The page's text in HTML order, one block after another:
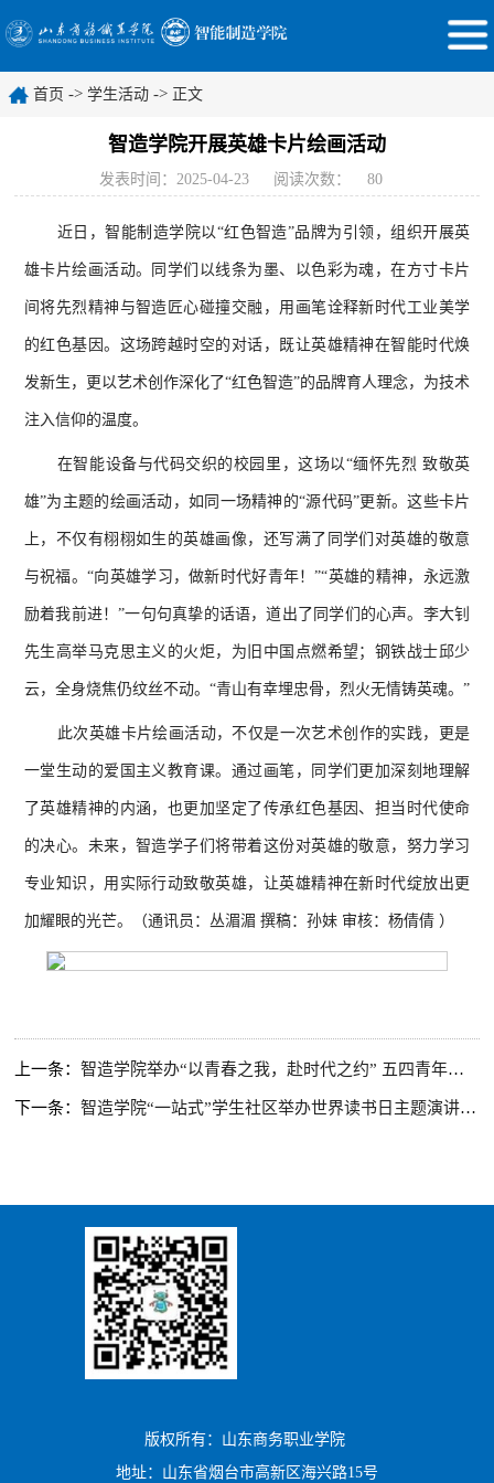
首页 -> 学生活动 -> 正文
智造学院开展英雄卡片绘画活动
发表时间：2025-04-23 阅读次数： 80
近日，智能制造学院以“红色智造”品牌为引领，组织开展英
雄卡片绘画活动。同学们以线条为墨、以色彩为魂，在方寸卡片
间将先烈精神与智造匠心碰撞交融，用画笔诠释新时代工业美学
的红色基因。这场跨越时空的对话，既让英雄精神在智能时代焕
发新生，更以艺术创作深化了“红色智造”的品牌育人理念，为技术
注入信仰的温度。
在智能设备与代码交织的校园里，这场以“缅怀先烈 致敬英
雄”为主题的绘画活动，如同一场精神的“源代码”更新。这些卡片
上，不仅有栩栩如生的英雄画像，还写满了同学们对英雄的敬意
与祝福。“向英雄学习，做新时代好青年！”“英雄的精神，永远激
励着我前进！”一句句真挚的话语，道出了同学们的心声。李大钊
先生高举马克思主义的火炬，为旧中国点燃希望；钢铁战士邱少
云，全身烧焦仍纹丝不动。“青山有幸埋忠骨，烈火无情铸英魂。”
此次英雄卡片绘画活动，不仅是一次艺术创作的实践，更是
一堂生动的爱国主义教育课。通过画笔，同学们更加深刻地理解
了英雄精神的内涵，也更加坚定了传承红色基因、担当时代使命
的决心。未来，智造学子们将带着这份对英雄的敬意，努力学习
专业知识，用实际行动致敬英雄，让英雄精神在新时代绽放出更
加耀眼的光芒。（通讯员：丛湄湄 撰稿：孙妹 审核：杨倩倩 ）
上一条：智造学院举办“以青春之我，赴时代之约” 五四青年节主题征文比赛
下一条：智造学院“一站式”学生社区举办世界读书日主题演讲比赛
版权所有：山东商务职业学院
地址：山东省烟台市高新区海兴路15号